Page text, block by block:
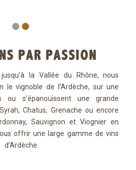
PAR PASSION
la Vallée du Rhône, nous
le vignoble de l’Ardèche, sur une
ou s’épanouissent une grande
Chatus, Grenache ou encore
Sauvignon et Viognier en
offrir une large gamme de vins
d’Ardèche.